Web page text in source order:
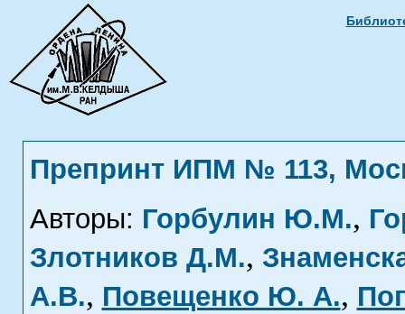
Препринт ИПМ № 113,
Авторы: Горбулин Ю.М.,
Злотников Д.М.,
А.В., Повещенко Ю. А.,